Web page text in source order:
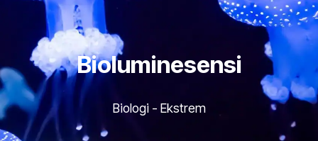
Bioluminesensi
Biologi - Ekstrem